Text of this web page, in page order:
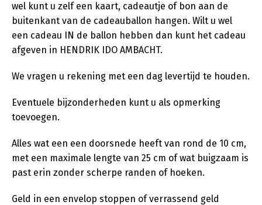
wel kunt u zelf een kaart, cadeautje of bon aan de
buitenkant van de cadeauballon hangen. Wilt u wel
een cadeau IN de ballon hebben dan kunt het cadeau
afgeven in HENDRIK IDO AMBACHT.
We vragen u rekening met een dag levertijd te houden.
Eventuele bijzonderheden kunt u als opmerking
toevoegen.
Alles wat een een doorsnede heeft van rond de 10 cm,
met een maximale lengte van 25 cm of wat buigzaam is
past erin zonder scherpe randen of hoeken.
Geld in een envelop stoppen of verrassend geld